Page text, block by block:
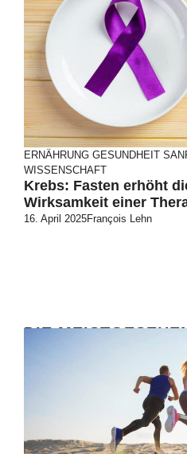
ERNÄHRUNG GESUNDHEIT
WISSENSCHAFT
Krebs: Fasten erhöht
Wirksamkeit einer
16. April 2025François Lehn
DIE